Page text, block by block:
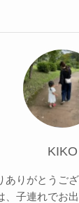
KIKO
ありがとうござ
、子連れでお